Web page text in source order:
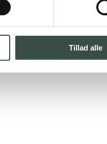
Tillad alle